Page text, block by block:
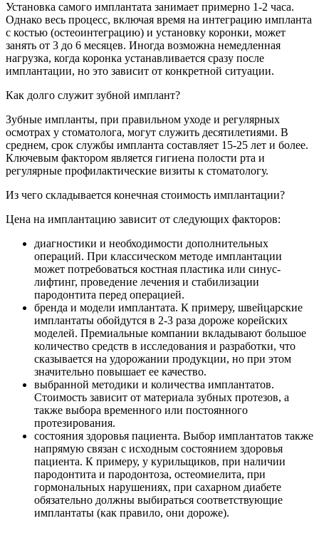
Установка самого имплантата занимает примерно 1-2 часа.
Однако весь процесс, включая время на интеграцию импланта
с костью (остеоинтеграцию) и установку коронки, может
занять от 3 до 6 месяцев. Иногда возможна немедленная
нагрузка, когда коронка устанавливается сразу после
имплантации, но это зависит от конкретной ситуации.
Как долго служит зубной имплант?
Зубные импланты, при правильном уходе и регулярных
осмотрах у стоматолога, могут служить десятилетиями. В
среднем, срок службы импланта составляет 15-25 лет и более.
Ключевым фактором является гигиена полости рта и
регулярные профилактические визиты к стоматологу.
Из чего складывается конечная стоимость имплантации?
Цена на имплантацию зависит от следующих факторов:
диагностики и необходимости дополнительных
операций. При классическом методе имплантации
может потребоваться костная пластика или синус-
лифтинг, проведение лечения и стабилизации
пародонтита перед операцией.
бренда и модели имплантата. К примеру, швейцарские
имплантаты обойдутся в 2-3 раза дороже корейских
моделей. Премиальные компании вкладывают большое
количество средств в исследования и разработки, что
сказывается на удорожании продукции, но при этом
значительно повышает ее качество.
выбранной методики и количества имплантатов.
Стоимость зависит от материала зубных протезов, а
также выбора временного или постоянного
протезирования.
состояния здоровья пациента. Выбор имплантатов также
напрямую связан с исходным состоянием здоровья
пациента. К примеру, у курильщиков, при наличии
пародонтита и пародонтоза, остеомиелита, при
гормональных нарушениях, при сахарном диабете
обязательно должны выбираться соответствующие
имплантаты (как правило, они дороже).